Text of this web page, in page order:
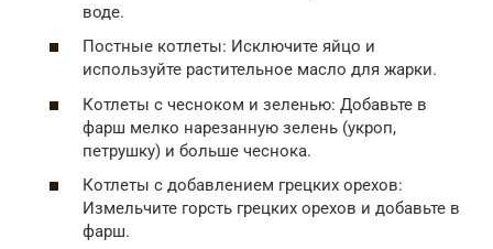
воде.
Постные котлеты: Исключите яйцо и
используйте растительное масло для жарки.
Котлеты с чесноком и зеленью: Добавьте в
фарш мелко нарезанную зелень (укроп,
петрушку) и больше чеснока.
Котлеты с добавлением грецких орехов:
Измельчите горсть грецких орехов и добавьте в
фарш.